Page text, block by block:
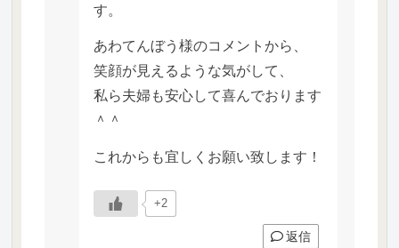
す。
あわてんぼう様のコメントから、
笑顔が見えるような気がして、
私ら夫婦も安心して喜んでおります
＾＾
これからも宜しくお願い致します！
+2
返信